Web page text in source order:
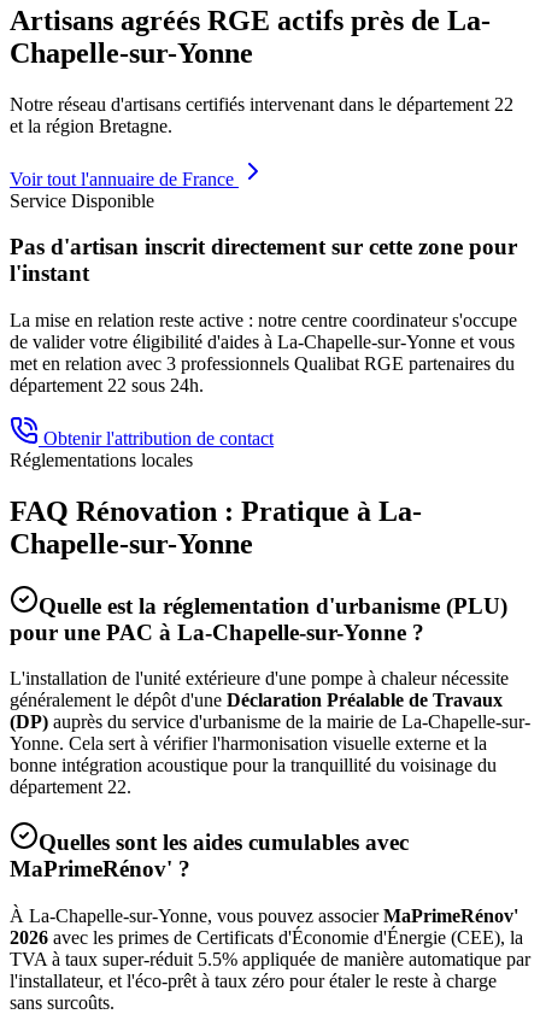
Artisans agréés RGE actifs près de La-
Chapelle-sur-Yonne
Notre réseau d'artisans certifiés intervenant dans le département 22
et la région Bretagne.
Voir tout l'annuaire de France
Service Disponible
Pas d'artisan inscrit directement sur cette zone pour
l'instant
La mise en relation reste active : notre centre coordinateur s'occupe
de valider votre éligibilité d'aides à La-Chapelle-sur-Yonne et vous
met en relation avec 3 professionnels Qualibat RGE partenaires du
département 22 sous 24h.
Obtenir l'attribution de contact
Réglementations locales
FAQ Rénovation : Pratique à La-
Chapelle-sur-Yonne
Quelle est la réglementation d'urbanisme (PLU)
pour une PAC à La-Chapelle-sur-Yonne ?
L'installation de l'unité extérieure d'une pompe à chaleur nécessite
généralement le dépôt d'une Déclaration Préalable de Travaux
(DP) auprès du service d'urbanisme de la mairie de La-Chapelle-sur-
Yonne. Cela sert à vérifier l'harmonisation visuelle externe et la
bonne intégration acoustique pour la tranquillité du voisinage du
département22.
Quelles sont les aides cumulables avec
MaPrimeRénov' ?
À La-Chapelle-sur-Yonne, vous pouvez associerMaPrimeRénov'
2026 avec les primes de Certificats d'Économie d'Énergie (CEE), la
TVA à taux super-réduit 5.5% appliquée de manière automatique par
l'installateur, et l'éco-prêt à taux zéro pour étaler le reste à charge
sans surcoûts.